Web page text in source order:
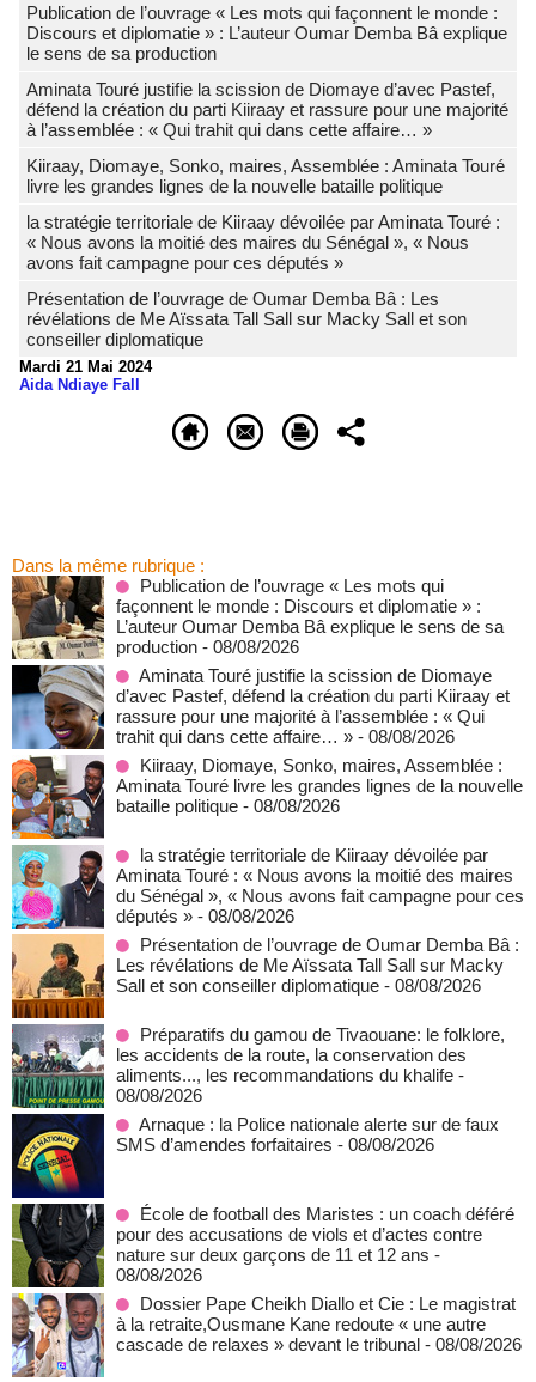
Publication de l’ouvrage « Les mots qui façonnent le monde :
Discours et diplomatie » : L’auteur Oumar Demba Bâ explique
le sens de sa production
Aminata Touré justifie la scission de Diomaye d’avec Pastef,
défend la création du parti Kiiraay et rassure pour une majorité
à l’assemblée : « Qui trahit qui dans cette affaire… »
Kiiraay, Diomaye, Sonko, maires, Assemblée : Aminata Touré
livre les grandes lignes de la nouvelle bataille politique
la stratégie territoriale de Kiiraay dévoilée par Aminata Touré :
« Nous avons la moitié des maires du Sénégal », « Nous
avons fait campagne pour ces députés »
Présentation de l’ouvrage de Oumar Demba Bâ : Les
révélations de Me Aïssata Tall Sall sur Macky Sall et son
conseiller diplomatique
Mardi 21 Mai 2024
Aida Ndiaye Fall
Dans la même rubrique :
Publication de l’ouvrage « Les mots qui
façonnent le monde : Discours et diplomatie » :
L’auteur Oumar Demba Bâ explique le sens de sa
production - 08/08/2026
Aminata Touré justifie la scission de Diomaye
d’avec Pastef, défend la création du parti Kiiraay et
rassure pour une majorité à l’assemblée : « Qui
trahit qui dans cette affaire… » - 08/08/2026
Kiiraay, Diomaye, Sonko, maires, Assemblée :
Aminata Touré livre les grandes lignes de la nouvelle
bataille politique - 08/08/2026
la stratégie territoriale de Kiiraay dévoilée par
Aminata Touré : « Nous avons la moitié des maires
du Sénégal », « Nous avons fait campagne pour ces
députés » - 08/08/2026
Présentation de l’ouvrage de Oumar Demba Bâ :
Les révélations de Me Aïssata Tall Sall sur Macky
Sall et son conseiller diplomatique - 08/08/2026
Préparatifs du gamou de Tivaouane: le folklore,
les accidents de la route, la conservation des
aliments..., les recommandations du khalife -
08/08/2026
Arnaque : la Police nationale alerte sur de faux
SMS d’amendes forfaitaires - 08/08/2026
École de football des Maristes : un coach déféré
pour des accusations de viols et d’actes contre
nature sur deux garçons de 11 et 12 ans -
08/08/2026
Dossier Pape Cheikh Diallo et Cie : Le magistrat
à la retraite,Ousmane Kane redoute « une autre
cascade de relaxes » devant le tribunal - 08/08/2026